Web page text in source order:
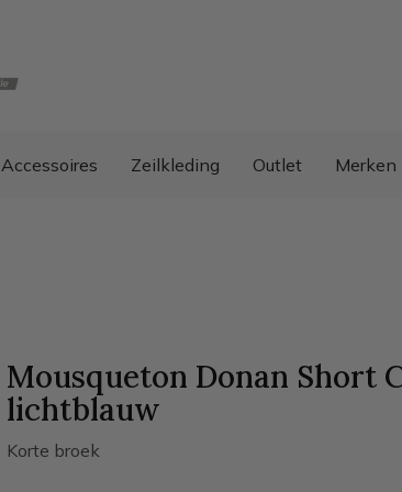
Accessoires Zeilkleding Outlet Merken
Mousqueton Donan Short
lichtblauw
Korte broek